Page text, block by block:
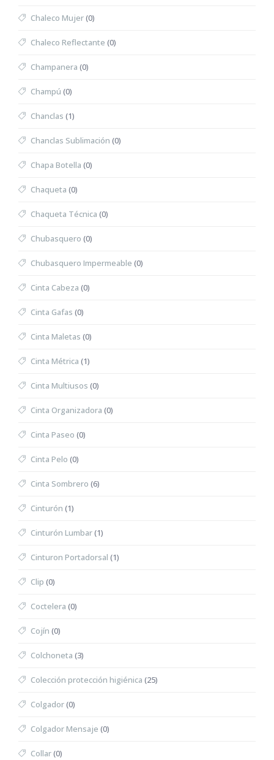
Chaleco Mujer(0)
Chaleco Reflectante (0)
Champanera (0)
Champú (0)
Chanclas (1)
Chanclas Sublimación (0)
Chapa Botella (0)
Chaqueta (0)
Chaqueta Técnica (0)
Chubasquero (0)
Chubasquero Impermeable (0)
Cinta Cabeza (0)
Cinta Gafas (0)
Cinta Maletas (0)
Cinta Métrica (1)
Cinta Multiusos (0)
Cinta Organizadora (0)
Cinta Paseo (0)
Cinta Pelo (0)
Cinta Sombrero (6)
Cinturón (1)
Cinturón Lumbar(1)
Cinturon Portadorsal (1)
Clip (0)
Coctelera (0)
Cojín (0)
Colchoneta (3)
Colección protección higiénica (25)
Colgador(0)
Colgador Mensaje (0)
Collar(0)